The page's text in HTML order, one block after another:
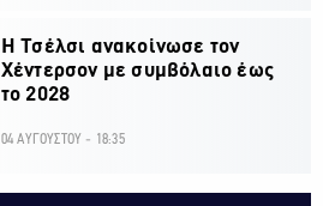
H Τσέλσι ανακοίνωσε τον
Χέντερσον με συμβόλαιο έως
το 2028
04 ΑΥΓΟΥΣΤΟΥ - 18:35